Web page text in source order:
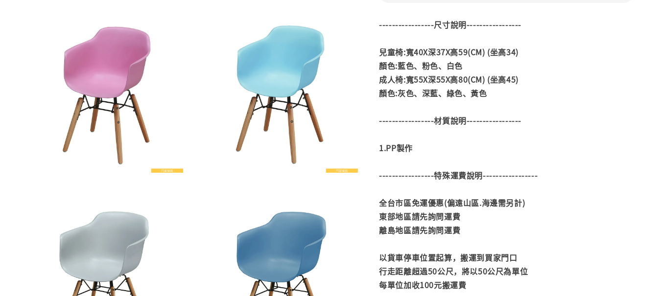
-----------------尺寸說明-----------------
兒童椅:寬40X深37X高59(CM) (坐高34)
顏色:藍色、粉色、白色
成人椅:寬55X深55X高80(CM) (坐高45)
顏色:灰色、深藍、綠色、黃色
-----------------材質說明-----------------
1.PP製作
-----------------特殊運費說明-----------------
全台市區免運優惠(偏遠山區.海邊需另計)
東部地區請先詢問運費
離島地區請先詢問運費
以貨車停車位置起算，搬運到買家門口
行走距離超過50公尺，將以50公尺為單位
每單位加收100元搬運費